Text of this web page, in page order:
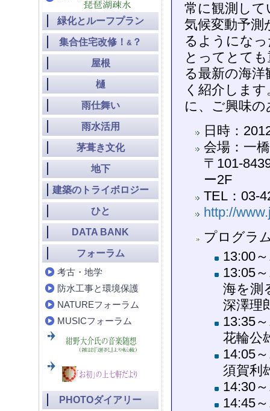
常に観測して
気候変動予測
るようにな
とってとて
る最新の海
く紹介しま
に、ご興味
日時：
会場：一
〒101-
ー2F
TEL：03-
http://
プログラ
13:00
13:05
海を測
深澤理
13:35
花輪公
14:05
須賀利
14:30
14:45
緑化とルーフプラン
集合住宅改修！ & ？
屋根
樋
雨仕舞い
雨水活用
茅葺き文化
地下
建築のトライボロジー
ひと
DATA BANK
フォーラム
考古・地学
防水工事と環境保護
NATUREフォーラム
MUSICフォーラム
PHOTOダイアリー